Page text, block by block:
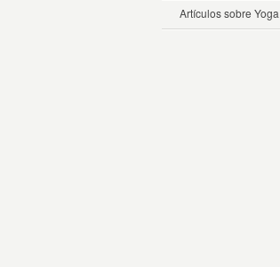
Artículos sobre Yoga